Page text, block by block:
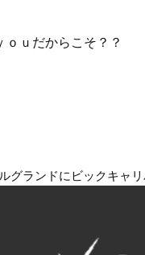
ｕだからこそ？？
グランドにビックキャリ